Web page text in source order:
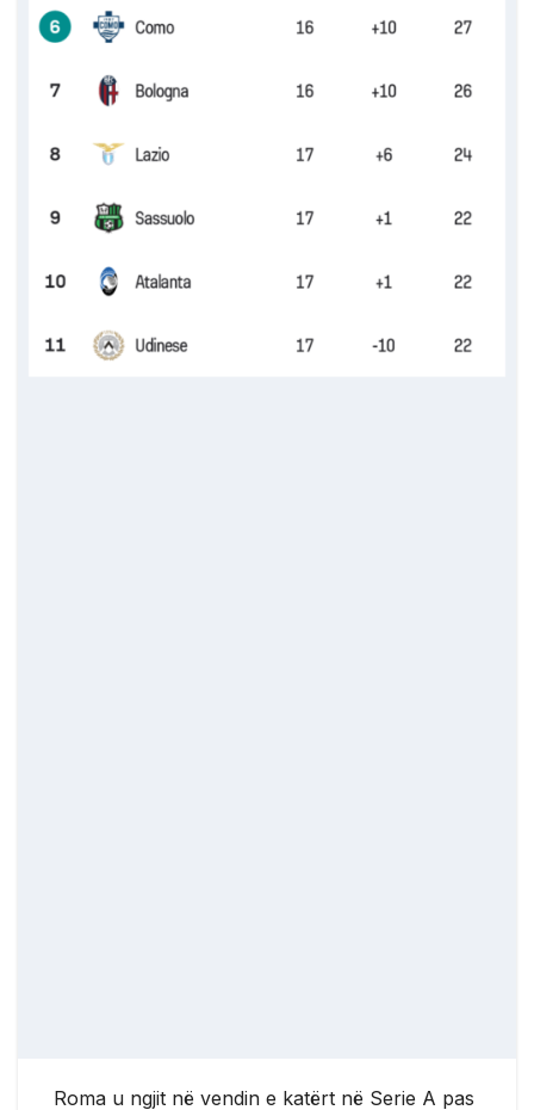
Roma u ngjit në vendin e katërt në Serie A pas